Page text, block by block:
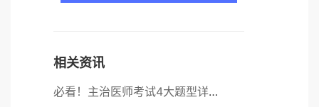
相关资讯
必看！主治医师考试4大题型详解及【答题技巧】分享